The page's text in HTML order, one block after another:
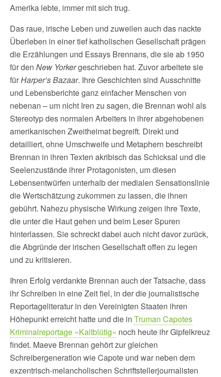
Amerika lebte, immer mit sich trug.
Das raue, irische Leben und zuweilen auch das nackte
Überleben in einer tief katholischen Gesellschaft prägen
die Erzählungen und Essays Brennans, die sie ab 1950
für den New Yorkergeschrieben hat. Zuvor arbeitete sie
fürHarper’s Bazaar. Ihre Geschichten sind Ausschnitte
und Lebensberichte ganz einfacher Menschen von
nebenan – um nicht Iren zu sagen, die Brennan wohl als
Stereotyp des normalen Arbeiters in ihrer abgehobenen
amerikanischen Zweitheimat begreift. Direkt und
detailliert, ohne Umschweife und Metaphern beschreibt
Brennan in ihren Texten akribisch das Schicksal und die
Seelenzustände ihrer Protagonisten, um diesen
Lebensentwürfen unterhalb der medialen Sensationslinie
die Wertschätzung zukommen zu lassen, die ihnen
gebührt. Nahezu physische Wirkung zeigen ihre Texte,
die unter die Haut gehen und beim Leser Spuren
hinterlassen. Sie schreckt dabei auch nicht davor zurück,
die Abgründe der irischen Gesellschaft offen zu legen
und zu kritisieren.
Ihren Erfolg verdankte Brennan auch der Tatsache, dass
ihr Schreiben in eine Zeit fiel, in der die journalistische
Reportageliteratur in den Vereinigten Staaten ihren
Höhepunkt erreicht hatte und die in Truman Capotes
Kriminalreportage »Kaltblütig« noch heute ihr Gipfelkreuz
findet. Maeve Brennan gehört zur gleichen
Schreibergeneration wie Capote und war neben dem
exzentrisch-melancholischen Schriftstellerjournalisten